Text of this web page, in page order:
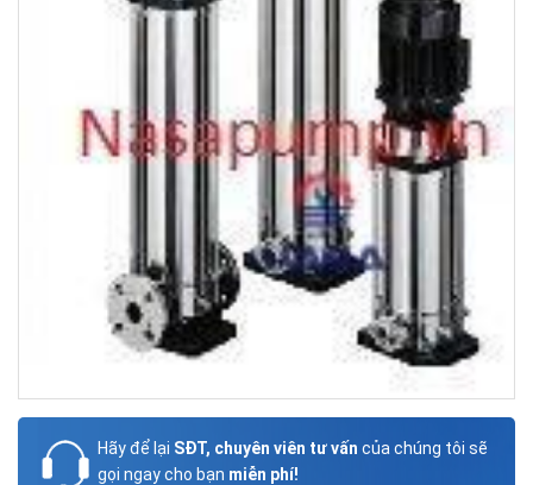
Hãy để lại SĐT, chuyên viên tư vấn của chúng tôi sẽ
gọi ngay cho bạn miễn phí!